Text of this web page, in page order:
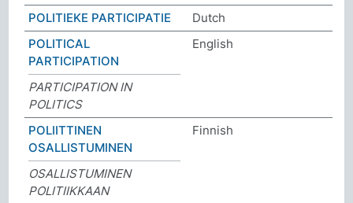
POLITIEKE PARTICIPATIE
Dutch
POLITICAL
PARTICIPATION
English
PARTICIPATION IN
POLITICS
POLIITTINEN
OSALLISTUMINEN
Finnish
OSALLISTUMINEN
POLITIIKKAAN